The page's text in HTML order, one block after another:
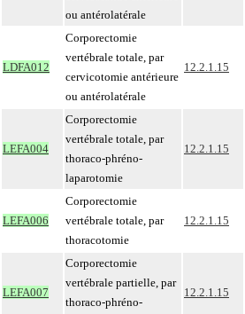
ou antérolatérale
LDFA012
Corporectomie
vertébrale totale, par
cervicotomie antérieure
ou antérolatérale
12.2.1.15
LEFA004
Corporectomie
vertébrale totale, par
thoraco-phréno-
laparotomie
12.2.1.15
LEFA006
Corporectomie
vertébrale totale, par
thoracotomie
12.2.1.15
LEFA007
Corporectomie
vertébrale partielle, par
thoraco-phréno-
12.2.1.15